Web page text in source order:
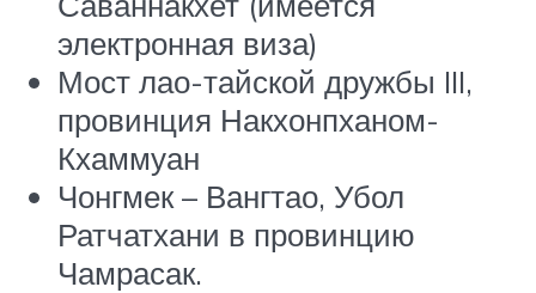
электронная виза)
Мост лао-тайской дружбы III,
провинция Накхонпханом-
Кхаммуан
Чонгмек – Вангтао, Убол
Ратчатхани в провинцию
Чамрасак.